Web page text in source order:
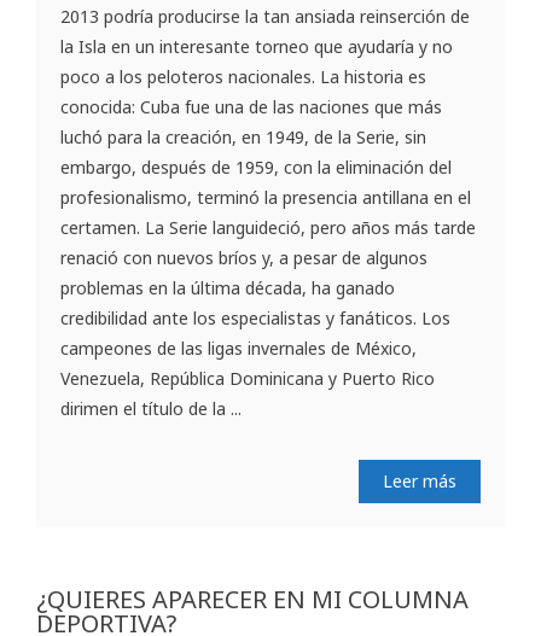
2013 podría producirse la tan ansiada reinserción de
la Isla en un interesante torneo que ayudaría y no
poco a los peloteros nacionales. La historia es
conocida: Cuba fue una de las naciones que más
luchó para la creación, en 1949, de la Serie, sin
embargo, después de 1959, con la eliminación del
profesionalismo, terminó la presencia antillana en el
certamen. La Serie languideció, pero años más tarde
renació con nuevos bríos y, a pesar de algunos
problemas en la última década, ha ganado
credibilidad ante los especialistas y fanáticos. Los
campeones de las ligas invernales de México,
Venezuela, República Dominicana y Puerto Rico
dirimen el título de la ...
Leer más
¿QUIERES APARECER EN MI COLUMNA
DEPORTIVA?